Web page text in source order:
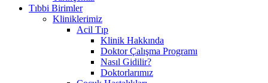
Tıbbi Birimler
Kliniklerimiz
Acil Tıp
Klinik Hakkında
Doktor Çalışma Programı
Nasıl Gidilir?
Doktorlarımız